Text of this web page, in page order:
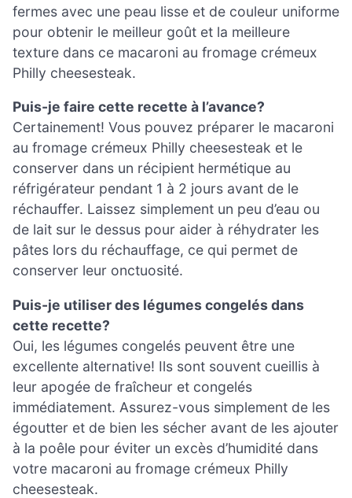
fermes avec une peau lisse et de couleur uniforme
pour obtenir le meilleur goût et la meilleure
texture dans ce macaroni au fromage crémeux
Philly cheesesteak.
Puis-je faire cette recette à l’avance?
Certainement! Vous pouvez préparer le macaroni
au fromage crémeux Philly cheesesteak et le
conserver dans un récipient hermétique au
réfrigérateur pendant 1 à 2 jours avant de le
réchauffer. Laissez simplement un peu d’eau ou
de lait sur le dessus pour aider à réhydrater les
pâtes lors du réchauffage, ce qui permet de
conserver leur onctuosité.
Puis-je utiliser des légumes congelés dans
cette recette?
Oui, les légumes congelés peuvent être une
excellente alternative! Ils sont souvent cueillis à
leur apogée de fraîcheur et congelés
immédiatement. Assurez-vous simplement de les
égoutter et de bien les sécher avant de les ajouter
à la poêle pour éviter un excès d’humidité dans
votre macaroni au fromage crémeux Philly
cheesesteak.